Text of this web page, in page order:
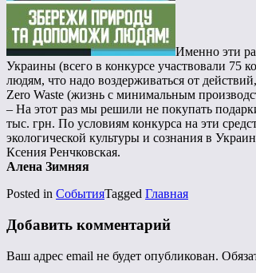
Именно эти
Украины (всего в конкурсе участвовали 75
людям, что надо воздерживаться от
Zero Waste (жизнь с минимальным
– На этот раз мы решили не покупать
тыс. грн. По условиям конкурса на эти
экологической культуры и сознания в
Ксения Ренчковская.
Алена Зимняя
Posted in СобытияTagged Главная
Добавить комментарий
Ваш адрес email не будет опубликован.